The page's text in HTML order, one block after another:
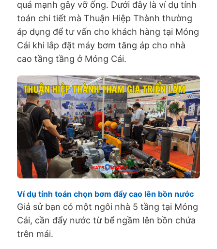
quá mạnh gây vỡ ống. Dưới đây là ví dụ tính
toán chi tiết mà Thuận Hiệp Thành thường
áp dụng để tư vấn cho khách hàng tại Móng
Cái khi lắp đặt máy bơm tăng áp cho nhà
cao tầng tầng ở Móng Cái.
Ví dụ tính toán chọn bơm đẩy cao lên bồn nước
Giả sử bạn có một ngôi nhà 5 tầng tại Móng
Cái, cần đẩy nước từ bể ngầm lên bồn chứa
trên mái.